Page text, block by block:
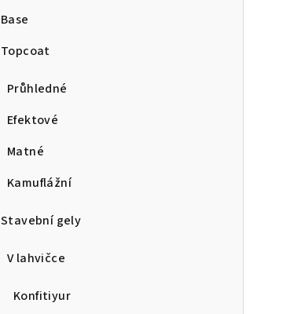
Base
Topcoat
Průhledné
Efektové
Matné
Kamuflážní
Stavební gely
V lahvičce
Konfitiyur